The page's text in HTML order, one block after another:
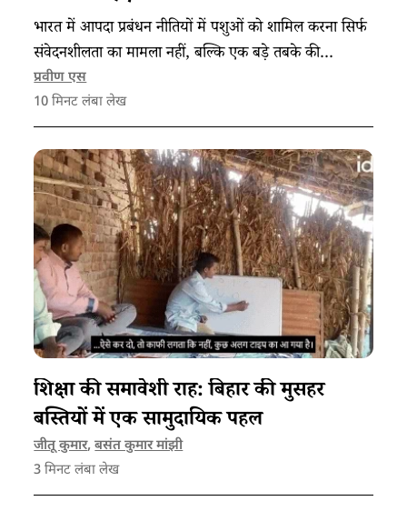
भारत में आपदा प्रबंधन नीतियों में पशुओं को शामिल करना सिर्फ
संवेदनशीलता का मामला नहीं, बल्कि एक बड़े तबके की
आजीविका का भी सवाल है।
प्रवीण एस
10 मिनट लंबा लेख
शिक्षा की समावेशी राह: बिहार की मुसहर
बस्तियों में एक सामुदायिक पहल
जीतू कुमार,बसंत कुमार मांझी
3 मिनट लंबा लेख